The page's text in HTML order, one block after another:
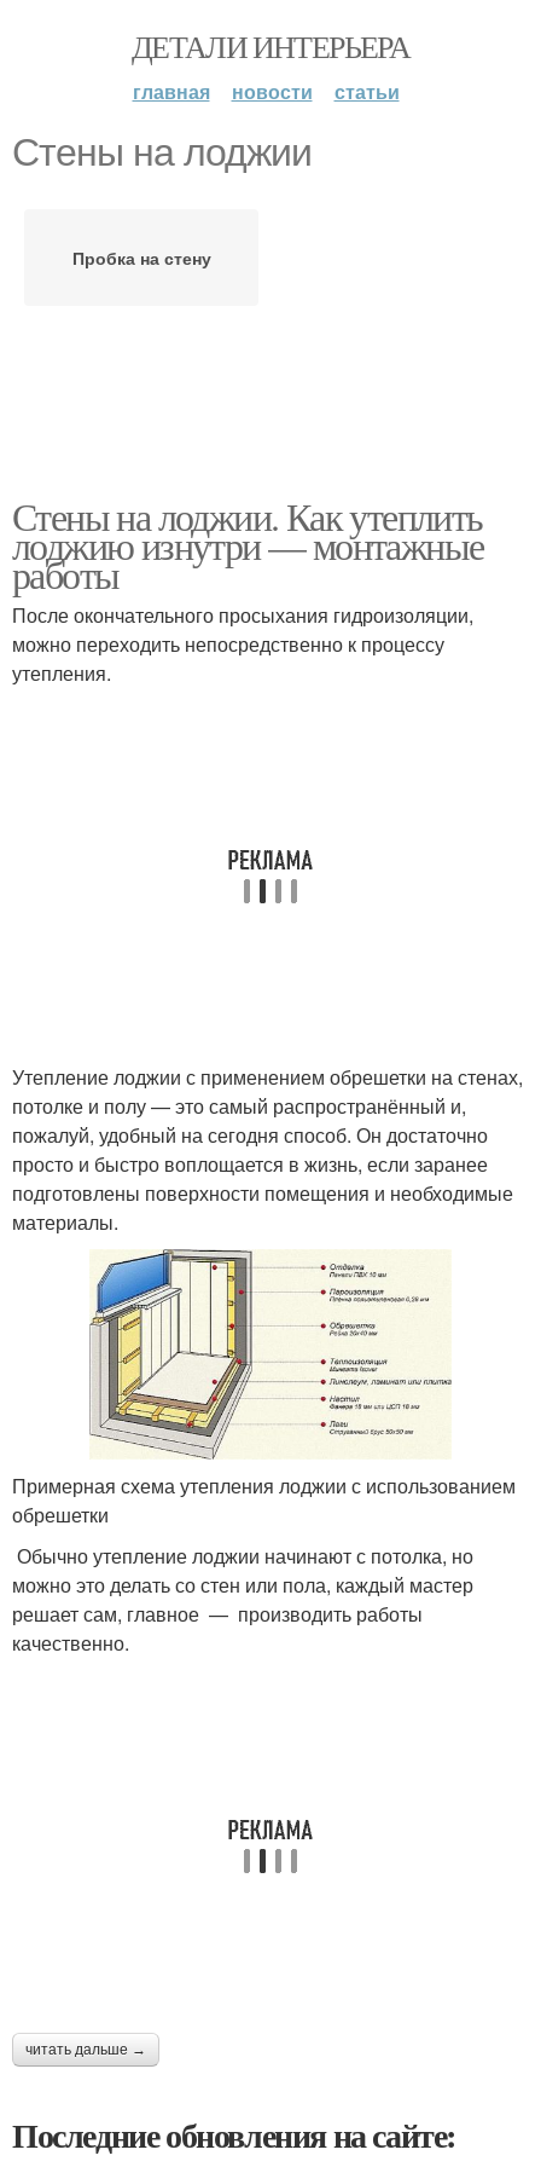
ДЕТАЛИ ИНТЕРЬЕРА
главная новости статьи
Стены на лоджии
Пробка на стену
Стены на лоджии. Как утеплить
лоджию изнутри — монтажные
работы
После окончательного просыхания гидроизоляции,
можно переходить непосредственно к процессу
утепления.
Утепление лоджии с применением обрешетки на стенах,
потолке и полу — это самый распространённый и,
пожалуй, удобный на сегодня способ. Он достаточно
просто и быстро воплощается в жизнь, если заранее
подготовлены поверхности помещения и необходимые
материалы.
Примерная схема утепления лоджии с использованием
обрешетки
Обычно утепление лоджии начинают с потолка, но
можно это делать со стен или пола, каждый мастер
решает сам, главное — производить работы
качественно.
читать дальше →
Последние обновления на сайте: